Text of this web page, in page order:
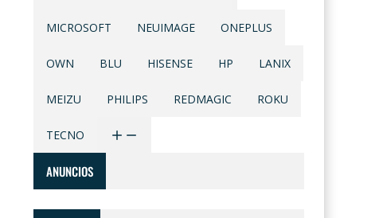
MICROSOFT NEUIMAGE ONEPLUS
OWN BLU HISENSE HP LANIX
MEIZU PHILIPS REDMAGIC ROKU
TECNO
ANUNCIOS